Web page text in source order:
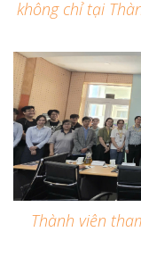
không chỉ tại
Thành viên